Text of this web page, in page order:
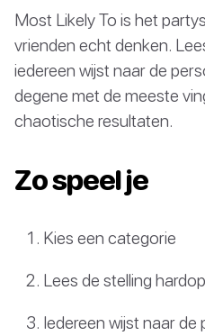
Most Likely To is het
vrienden echt denken.
iedereen wijst naar de
degene met de meeste
chaotische resultaten.
Zo speel je
Kies een categorie
Lees de stelling
Iedereen wijst naar